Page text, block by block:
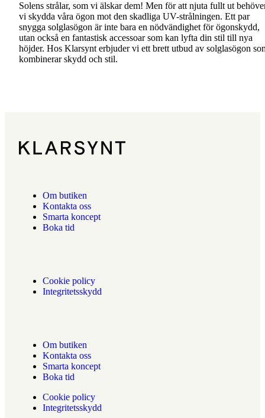
Solens strålar, som vi älskar dem! Men för att njuta fullt ut
vi skydda våra ögon mot den skadliga UV-strålningen. Ett par
snygga solglasögon är inte bara en nödvändighet för ögonskydd,
utan också en fantastisk accessoar som kan lyfta din stil till nya
höjder. Hos Klarsynt erbjuder vi ett brett utbud av solglasögon
kombinerar skydd och stil.
Om butiken
Kontakta oss
Smarta koncept
Boka tid
Cookie policy
Integritetsskydd
Om butiken
Kontakta oss
Smarta koncept
Boka tid
Cookie policy
Integritetsskydd